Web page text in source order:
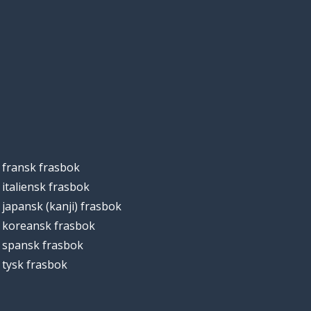
fransk frasbok
italiensk frasbok
japansk (kanji) frasbok
koreansk frasbok
spansk frasbok
tysk frasbok